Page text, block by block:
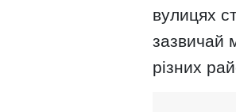
вулицях
зазвичай
різних